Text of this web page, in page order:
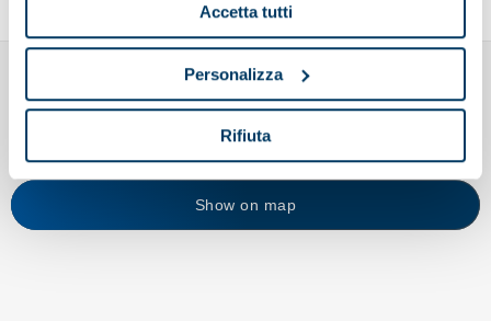
Accetta tutti
Personalizza
Rifiuta
Show on map